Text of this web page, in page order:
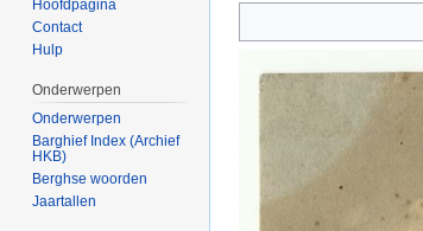
Hoofdpagina
Contact
Hulp
Onderwerpen
Onderwerpen
Barghief Index (Archief
HKB)
Berghse woorden
Jaartallen